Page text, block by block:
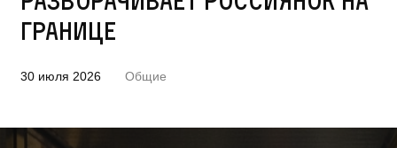
границе
30 июля 2026 Общие